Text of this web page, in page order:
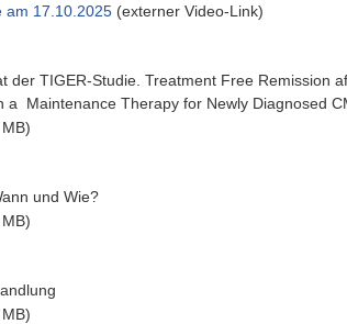
am 17.10.2025 (externer Video-Link)
der TIGER-Studie. Treatment Free Remission
Maintenance Therapy for Newly Diagnosed
und Wie?